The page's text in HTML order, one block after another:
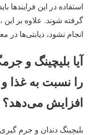
استفاده در این فرایندها
گرفته شوند. علاوه بر
انجام نشود، دیابتی‌ها
آیا بلیچینگ و
را نسبت به غذا
افزایش می‌دهد؟
بلیچینگ دندان و جرم